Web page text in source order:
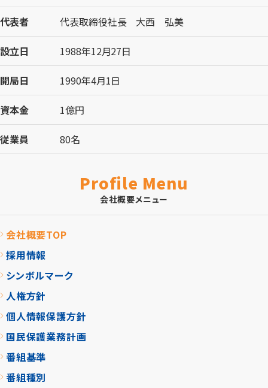
代表者 代表取締役社長 大西 弘美
設立日 1988年12月27日
開局日 1990年4月1日
資本金 1億円
従業員 80名
Profile Menu
会社概要メニュー
会社概要TOP
採用情報
シンボルマーク
人権方針
個人情報保護方針
国民保護業務計画
番組基準
番組種別